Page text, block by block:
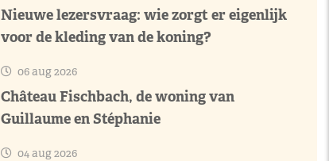
Nieuwe lezersvraag: wie zorgt er eigenlijk
voor de kleding van de koning?
06 aug 2026
Château Fischbach, de woning van
Guillaume en Stéphanie
04 aug 2026